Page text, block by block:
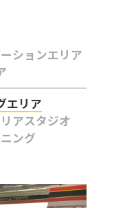
ションエリア
エリア
アスタジオ
ング